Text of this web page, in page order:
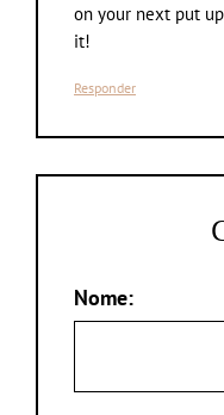
on your next put
it!
Responder
Nome: